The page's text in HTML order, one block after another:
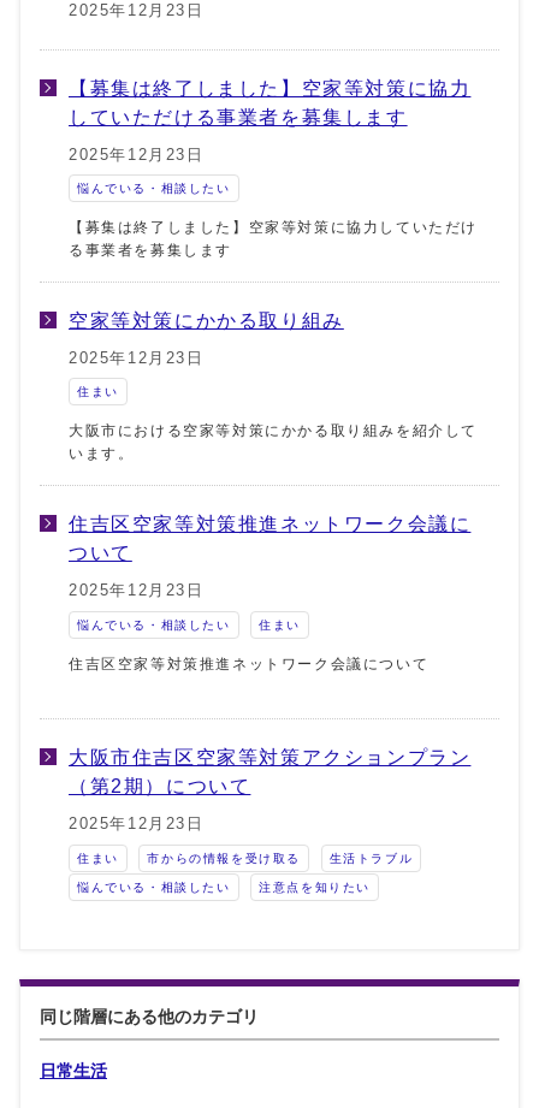
2025年12月23日
【募集は終了しました】空家等対策に協力
していただける事業者を募集します
2025年12月23日
悩んでいる・相談したい
【募集は終了しました】空家等対策に協力していただけ
る事業者を募集します
空家等対策にかかる取り組み
2025年12月23日
住まい
大阪市における空家等対策にかかる取り組みを紹介して
います。
住吉区空家等対策推進ネットワーク会議に
ついて
2025年12月23日
悩んでいる・相談したい 住まい
住吉区空家等対策推進ネットワーク会議について
大阪市住吉区空家等対策アクションプラン
（第2期）について
2025年12月23日
住まい 市からの情報を受け取る 生活トラブル
悩んでいる・相談したい 注意点を知りたい
同じ階層にある他のカテゴリ
日常生活